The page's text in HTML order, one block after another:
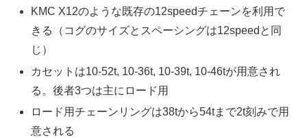
KMC X12のような既存の12speedチェーンを利用で
きる（コグのサイズとスペーシングは12speedと同
じ）
カセットは10-52t, 10-36t, 10-39t, 10-46tが用意され
る。後者3つは主にロード用
ロード用チェーンリングは38tから54tまで2t刻みで用
意される